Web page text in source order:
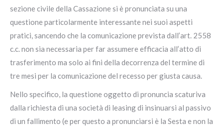
sezione civile della Cassazione si è pronunciata su una
questione particolarmente interessante nei suoi aspetti
pratici, sancendo che la comunicazione prevista dall’art. 2558
c.c. non sia necessaria per far assumere efficacia all’atto di
trasferimento ma solo ai fini della decorrenza del termine di
tre mesi per la comunicazione del recesso per giusta causa.
Nello specifico, la questione oggetto di pronuncia scaturiva
dalla richiesta di una società di leasing di insinuarsi al passivo
di un fallimento (e per questo a pronunciarsi è la Sesta e non la